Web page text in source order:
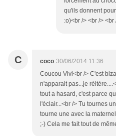
qu'ils donnent
:o)<br /> <br /> <br
C coco 30/06/2014 11:36
Coucou Vivi<br /> C'est
n'apparait pas...je
tout a hasard, c'est parce
l'éclair...<br /> Tu tournes
tourne une avec la
;-) Cela me fait tout de